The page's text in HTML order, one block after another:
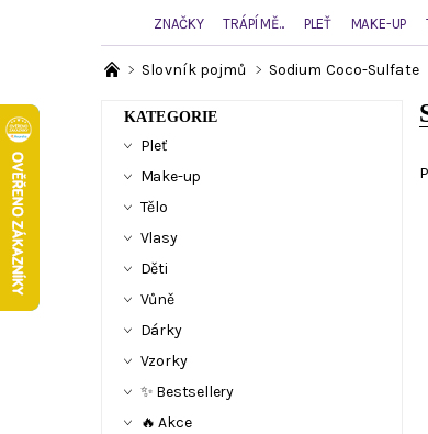
ZNAČKY TRÁPÍ MĚ... PLEŤ MAKE-UP
Slovník pojmů Sodium Coco-Sulfate
KATEGORIE
Pleť
Make-up
Tělo
Vlasy
Děti
Vůně
Dárky
Vzorky
✨ Bestsellery
🔥 Akce